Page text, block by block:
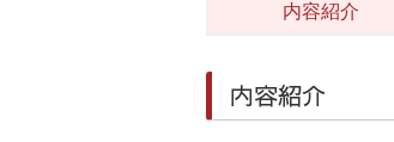
内容紹介
内容紹介